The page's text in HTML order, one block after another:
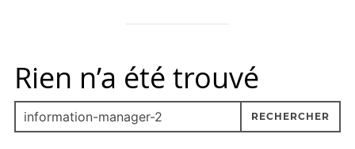
Rien n’a été trouvé